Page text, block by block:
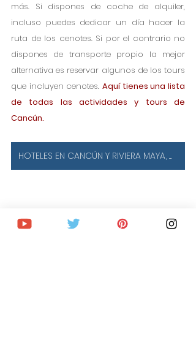
más. Si dispones de coche de alquiler,
incluso puedes dedicar un día hacer la
ruta de los cenotes. Si por el contrario no
dispones de transporte propio la mejor
alternativa es reservar algunos de los tours
que incluyen cenotes. Aquí tienes una lista
de todas las actividades y tours de
Cancún.
HOTELES EN CANCÚN Y RIVIERA MAYA, MÉXICO